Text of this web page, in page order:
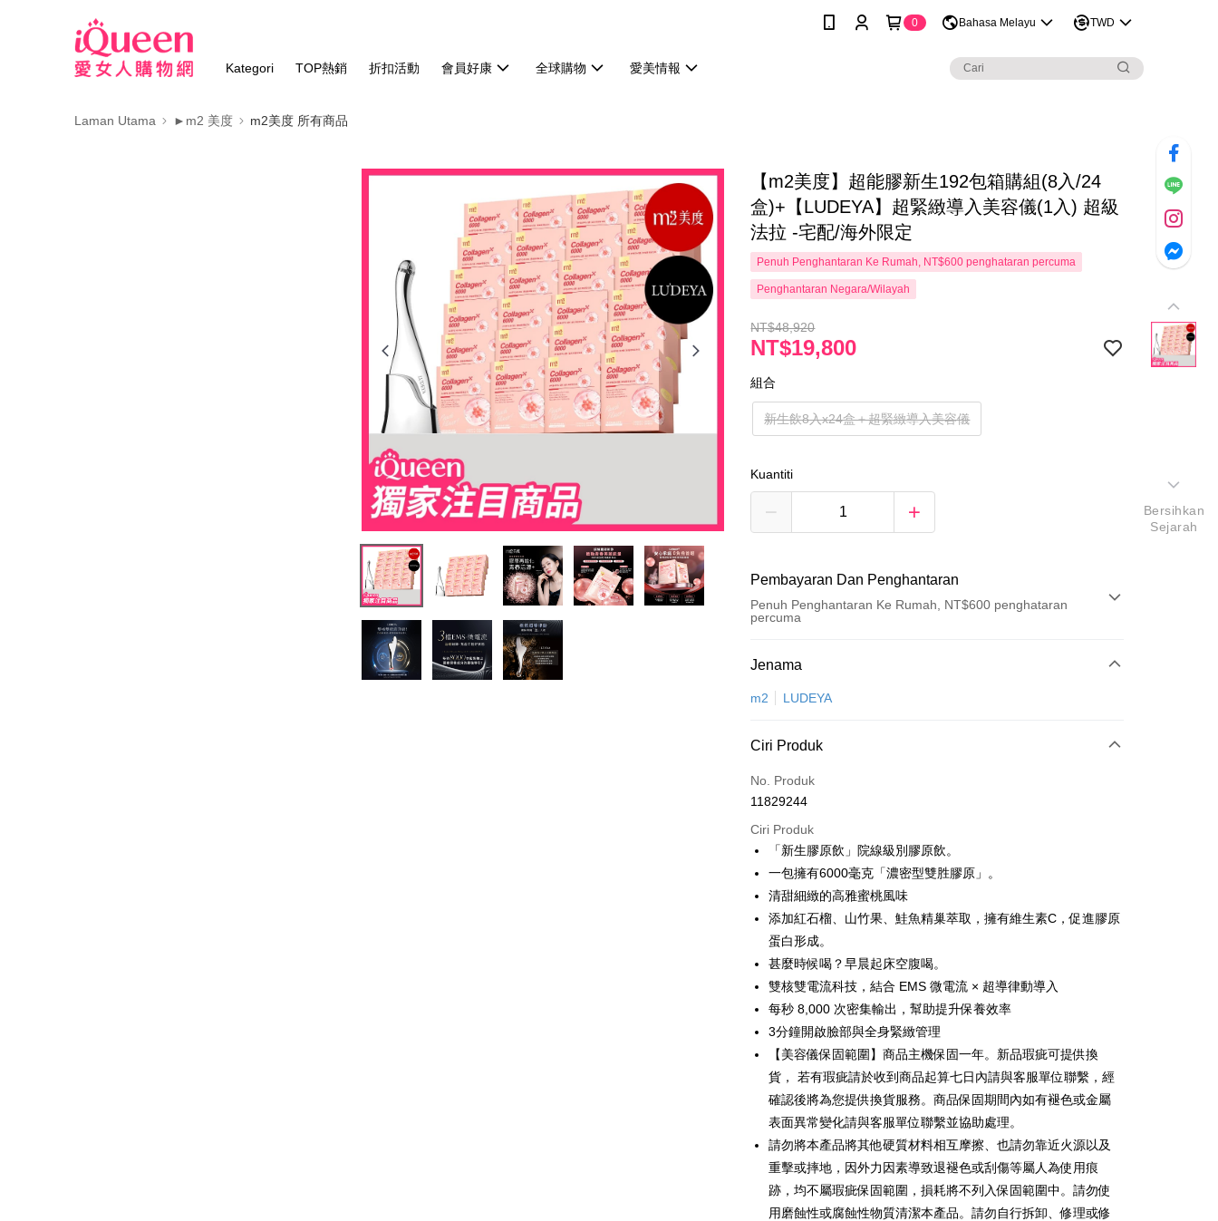
0 Bahasa Melayu TWD
Kategori TOP熱銷 折扣活動 會員好康 全球購物 愛美情報
Laman Utama ►m2 美度 m2美度 所有商品
【m2美度】超能膠新生192包箱購組(8入/24
盒)+【LUDEYA】超緊緻導入美容儀(1入) 超級
法拉 -宅配/海外限定
Penuh Penghantaran Ke Rumah, NT$600 penghataran percuma
Penghantaran Negara/Wilayah
NT$48,920
NT$19,800
組合
新生飲8入x24盒＋超緊緻導入美容儀
Kuantiti
Pembayaran Dan Penghantaran
Penuh Penghantaran Ke Rumah, NT$600 penghataran
percuma
Kaedah Pembayaran
Kad Kredit (Bayaran Penuh)
JKOPAY
Easy Wallet
Google Pay
Plus PAY
AFTEE
Deskripsi
Pertama, Mengenai Perkhidmatan AFTEE Beli Sekarang Bayar
Kemudian
1. Dengan memilih AFTEE sebagai kaedah pembayaran, mesej
pengesahan AFTEE akan muncul.
2. Anda boleh meneruskan pembayaran selepas pengesahan SMS.
3. Tiada bayaran diperlukan apabila pesanan disahkan. Produk akan
4. Setelah pesanan disahkan, anda akan menerima SMS pembayaran
manakala ahli aplikasi akan menerima pemberitahuan tolak aplikasi
AFTEE.
5. Tiada bayaran diperlukan apabila anda menerima produk. Sila buat
pembayaran di empat kedai serbaneka utama, ATM atau perbankan
dalam talian dengan SMS pembayaran atau pemberitahuan tolak
Sila ambil perhatian bahawa tempoh pembayaran adalah 14 hari. Walau
Pemindahan ATM
Pilihan Penghantaran
宅配
NT$100/pesanan | Penghantaran percuma untuk pesanan
NT$600 atau lebih
離島配送
NT$150/pesanan | Penghantaran percuma untuk pesanan
NT$1,500 atau lebih
Jenama
m2 LUDEYA
Ciri Produk
No. Produk
11829244
Ciri Produk
「新生膠原飲」院線級別膠原飲。
一包擁有6000毫克「濃密型雙胜膠原」。
清甜細緻的高雅蜜桃風味
添加紅石榴、山竹果、鮭魚精巢萃取，擁有維生素C，促進膠原
蛋白形成。
甚麼時候喝？早晨起床空腹喝。
雙核雙電流科技，結合 EMS 微電流 × 超導律動導入
每秒 8,000 次密集輸出，幫助提升保養效率
3分鐘開啟臉部與全身緊緻管理
【美容儀保固範圍】商品主機保固一年。新品瑕疵可提供換
貨， 若有瑕疵請於收到商品起算七日內請與客服單位聯繫，經
確認後將為您提供換貨服務。商品保固期間內如有褪色或金屬
表面異常變化請與客服單位聯繫並協助處理。
請勿將本產品將其他硬質材料相互摩擦、也請勿靠近火源以及
重擊或摔地，因外力因素導致退褪色或刮傷等屬人為使用痕
跡，均不屬瑕疵保固範圍，損耗將不列入保固範圍中。請勿使
用磨蝕性或腐蝕性物質清潔本產品。請勿自行拆卸、修理或修
Bersihkan
Sejarah